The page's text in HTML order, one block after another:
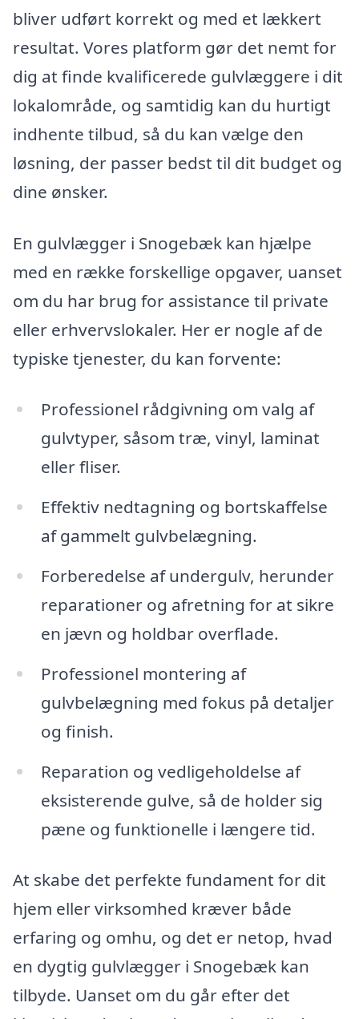
bliver udført korrekt og med et lækkert
resultat. Vores platform gør det nemt for
dig at finde kvalificerede gulvlæggere i dit
lokalområde, og samtidig kan du hurtigt
indhente tilbud, så du kan vælge den
løsning, der passer bedst til dit budget og
dine ønsker.
En gulvlægger i Snogebæk kan hjælpe
med en række forskellige opgaver, uanset
om du har brug for assistance til private
eller erhvervslokaler. Her er nogle af de
typiske tjenester, du kan forvente:
Professionel rådgivning om valg af
gulvtyper, såsom træ, vinyl, laminat
eller fliser.
Effektiv nedtagning og bortskaffelse
af gammelt gulvbelægning.
Forberedelse af undergulv, herunder
reparationer og afretning for at sikre
en jævn og holdbar overflade.
Professionel montering af
gulvbelægning med fokus på detaljer
og finish.
Reparation og vedligeholdelse af
eksisterende gulve, så de holder sig
pæne og funktionelle i længere tid.
At skabe det perfekte fundament for dit
hjem eller virksomhed kræver både
erfaring og omhu, og det er netop, hvad
en dygtig gulvlægger i Snogebæk kan
tilbyde. Uanset om du går efter det